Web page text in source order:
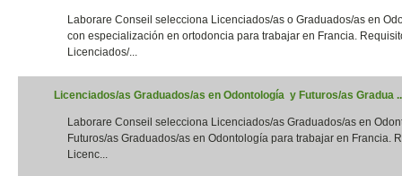
Laborare Conseil selecciona Licenciados/as o Graduados/as en
con especialización en ortodoncia para trabajar en Francia.
Licenciados/...
Licenciados/as Graduados/as en Odontología y Futuros/as Gradua
Laborare Conseil selecciona Licenciados/as Graduados/as en
Futuros/as Graduados/as en Odontología para trabajar en Francia.
Licenc...